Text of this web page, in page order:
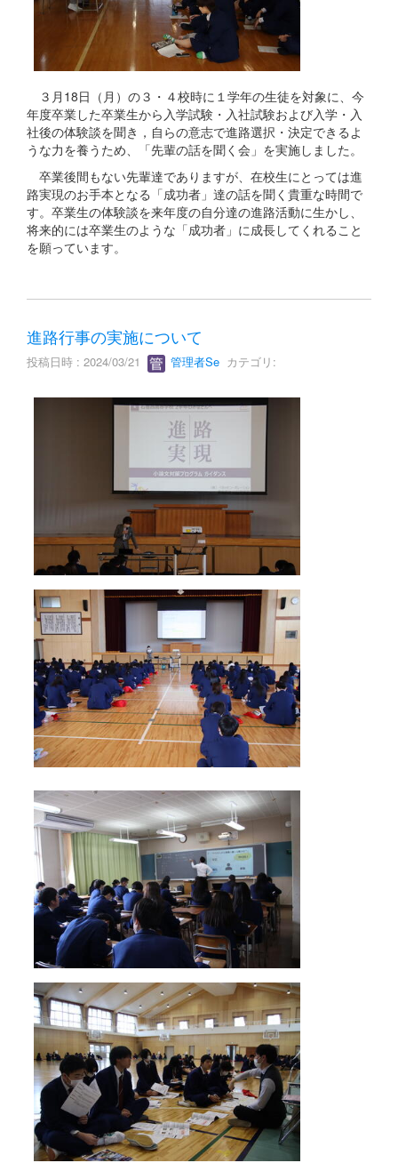
３月18日（月）の３・４校時に１学年の生徒を対象に、今
年度卒業した卒業生から入学試験・入社試験および入学・入
社後の体験談を聞き，自らの意志で進路選択・決定できるよ
うな力を養うため、「先輩の話を聞く会」を実施しました。
卒業後間もない先輩達でありますが、在校生にとっては進
路実現のお手本となる「成功者」達の話を聞く貴重な時間で
す。卒業生の体験談を来年度の自分達の進路活動に生かし、
将来的には卒業生のような「成功者」に成長してくれること
を願っています。
進路行事の実施について
投稿日時 : 2024/03/21 管理者Se カテゴリ: